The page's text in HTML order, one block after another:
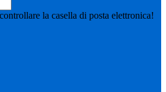
la casella di posta elettronica!